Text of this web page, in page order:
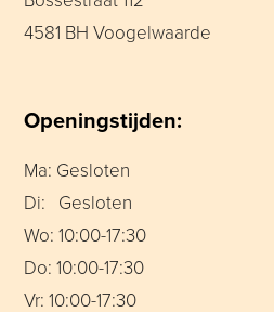
4581 BH Voogelwaarde
Openingstijden:
Ma: Gesloten
Di: Gesloten
Wo: 10:00-17:30
Do: 10:00-17:30
Vr: 10:00-17:30